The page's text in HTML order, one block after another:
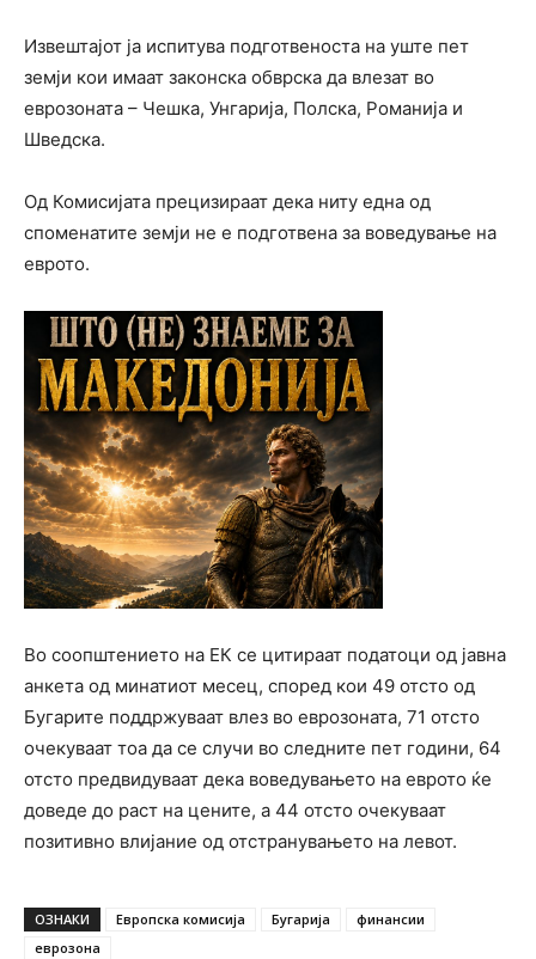
Извештајот ја испитува подготвеноста на уште пет
земји кои имаат законска обврска да влезат во
еврозоната – Чешка, Унгарија, Полска, Романија и
Шведска.
Од Комисијата прецизираат дека ниту една од
споменатите земји не е подготвена за воведување на
еврото.
Во соопштението на ЕК се цитираат податоци од јавна
анкета од минатиот месец, според кои 49 отсто од
Бугарите поддржуваат влез во еврозоната, 71 отсто
очекуваат тоа да се случи во следните пет години, 64
отсто предвидуваат дека воведувањето на еврото ќе
доведе до раст на цените, а 44 отсто очекуваат
позитивно влијание од отстранувањето на левот.
ОЗНАКИ Европска комисија Бугарија
финансии
еврозона